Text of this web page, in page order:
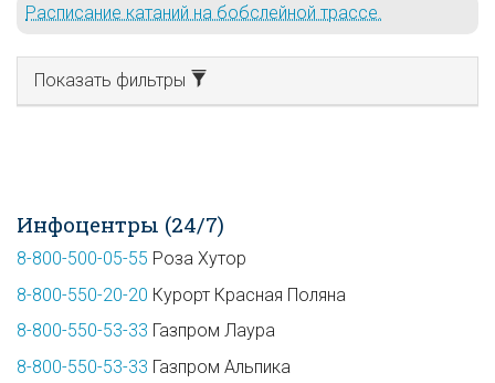
Расписание катаний на бобслейной трассе.
Показать фильтры
Инфоцентры (24/7)
8-800-500-05-55 Роза Хутор
8-800-550-20-20 Курорт Красная Поляна
8-800-550-53-33 Газпром Лаура
8-800-550-53-33 Газпром Альпика